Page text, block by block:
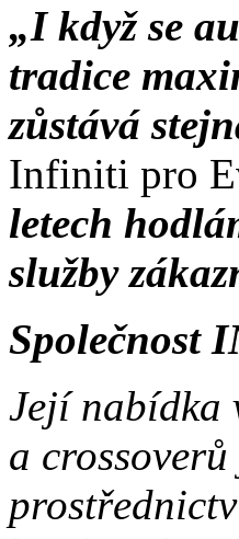
„I když se
tradice
zůstává
Infiniti pro
letech
služby
Společnost
Její nabídka
a